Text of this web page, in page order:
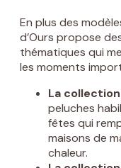
En plus des
d’Ours propose
thématiques qui
les moments
La
peluches
fêtes qui
maisons de
chaleur.